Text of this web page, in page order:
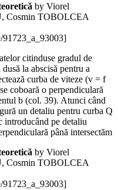
by Viorel
Cosmin TOBOLCEA
citinduse gradul de
la abscisă pentru a
curba de viteze (v = f
coboară o perpendiculară
b (col. 39). Atunci când
un detaliu pentru curba Q
introducând pe detaliu
până intersectăm
by Viorel
Cosmin TOBOLCEA